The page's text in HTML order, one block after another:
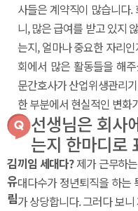
사들은 계약직이 많습니다
니, 많은 급여를 받고 있지
는지, 얼마나 중요한 자리
회에서 많은 활동들을 해
문간호사가 산업위생관리
한 부분에서 현실적인 변화
선생님은 회사
는지 한마디로
김
유
림
끼임 세대다?제가 근무하
대다수가 정년퇴직을 하는
가 상당합니다. 그러다 보